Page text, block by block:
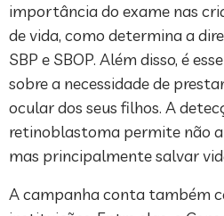
importância do exame nas
de vida, como determina a
SBP e SBOP. Além disso, é
sobre a necessidade de
ocular dos seus filhos. A
retinoblastoma permite não
mas principalmente salvar
A campanha conta também